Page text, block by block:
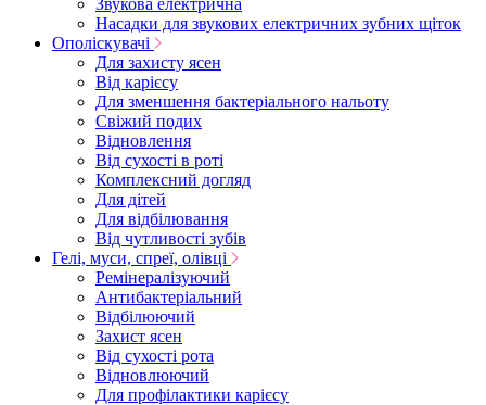
Звукова електрична
Насадки для звукових електричних зубних щіток
Ополіскувачі
Для захисту ясен
Від карієсу
Для зменшення бактеріального нальоту
Свіжий подих
Відновлення
Від сухості в роті
Комплексний догляд
Для дітей
Для відбілювання
Від чутливості зубів
Гелі, муси, спреї, олівці
Ремінералізуючий
Антибактеріальний
Відбілюючий
Захист ясен
Від сухості рота
Відновлюючий
Для профілактики карієсу